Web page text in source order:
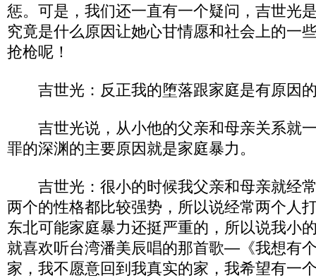
惩。可是，我们还一直有一个疑问，吉世光
究竟是什么原因让她心甘情愿和社会上的一
抢枪呢！
吉世光：反正我的堕落跟家庭是有原
吉世光说，从小他的父亲和母亲关系就
罪的深渊的主要原因就是家庭暴力。
吉世光：很小的时候我父亲和母亲就经
两个的性格都比较强势，所以说经常两个人
东北可能家庭暴力还挺严重的，所以说我小
就喜欢听台湾潘美辰唱的那首歌—《我想有
家，我不愿意回到我真实的家，我希望有一